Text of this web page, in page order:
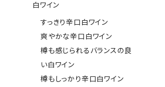
白ワイン
すっきり辛口白ワイン
爽やかな辛口白ワイン
樽も感じられるバランスの良
い白ワイン
樽もしっかり辛口白ワイン